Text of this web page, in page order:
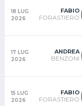
18 LUG
2026
FABIO
FORASTIERO
17 LUG
2026
ANDREA
BENZONI
15 LUG
2026
FABIO
FORASTIERO